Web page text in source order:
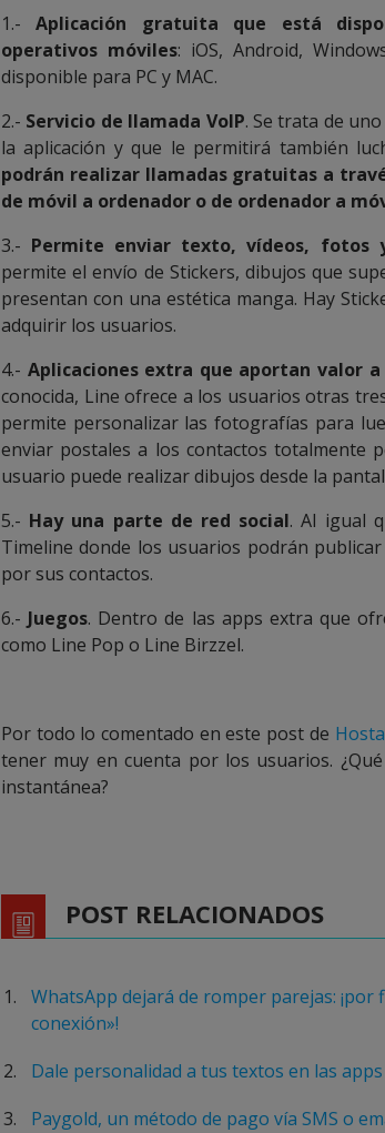
1.-Aplicación gratuita que está
operativos móviles: iOS, Android,
disponible para PC y MAC.
2.- Servicio de llamada VoIP. Se trata de
la aplicación y que le permitirá también
podrán realizar llamadas gratuitas a
de móvil a ordenador o de ordenador a
3.- Permite enviar texto, vídeos, fotos
permite el envío de Stickers, dibujos que
presentan con una estética manga. Hay
adquirir los usuarios.
4.- Aplicaciones extra que aportan valor
conocida, Line ofrece a los usuarios otras
permite personalizar las fotografías para
enviar postales a los contactos totalmente
usuario puede realizar dibujos desde la
5.- Hay una parte de red social. Al igual
Timeline donde los usuarios podrán
por sus contactos.
6.- Juegos. Dentro de las apps extra que
como Line Pop o Line Birzzel.
Por todo lo comentado en este post de
tener muy en cuenta por los usuarios.
instantánea?
POST RELACIONADOS
WhatsApp dejará de romper parejas:
conexión»!
Dale personalidad a tus textos en las
Paygold, un método de pago vía SMS o